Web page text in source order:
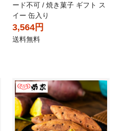
ード不可 / 焼き菓子 ギフト ス
イー 缶入り
3,564円
送料無料